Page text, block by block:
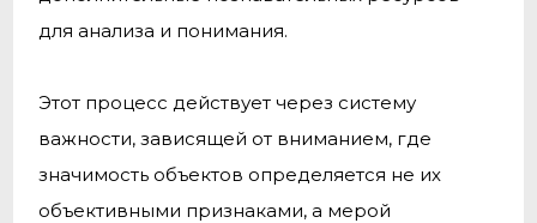
для анализа и понимания.
Этот процесс действует через систему
важности, зависящей от вниманием, где
значимость объектов определяется не их
объективными признаками, а мерой